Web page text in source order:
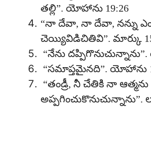
తల్లి”. యోహాను 19:26
“నా దేవా, నా దేవా, నన్ను
చెయ్యివిడిచితివి”. మార్కు
“నేను
“సమాప్తమైనది”. యోహాను
“తండ్రీ, నీ చేతికి నా ఆత్మను
అప్పగించుకొనుచున్నాను”.